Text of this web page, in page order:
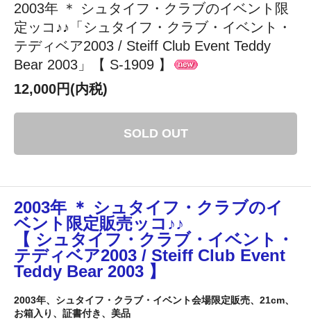
2003年 ＊ シュタイフ・クラブのイベント限
定ッコ♪♪「シュタイフ・クラブ・イベント・
テディベア2003 / Steiff Club Event Teddy
Bear 2003」【 S-1909 】
12,000円(内税)
SOLD OUT
2003年 ＊ シュタイフ・クラブのイ
ベント限定販売ッコ♪♪
【 シュタイフ・クラブ・イベント・
テディベア2003 / Steiff Club Event
Teddy Bear 2003 】
2003年、シュタイフ・クラブ・イベント会場限定販売、21cm、
お箱入り、証書付き、美品